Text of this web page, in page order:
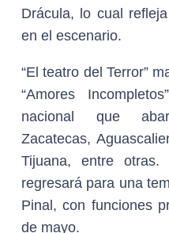
Drácula, lo cual
en el escenario.
“El teatro del Terror”
“Amores
nacional que
Zacatecas,
Tijuana, entre otras.
regresará para una
Pinal, con funciones
de mayo.